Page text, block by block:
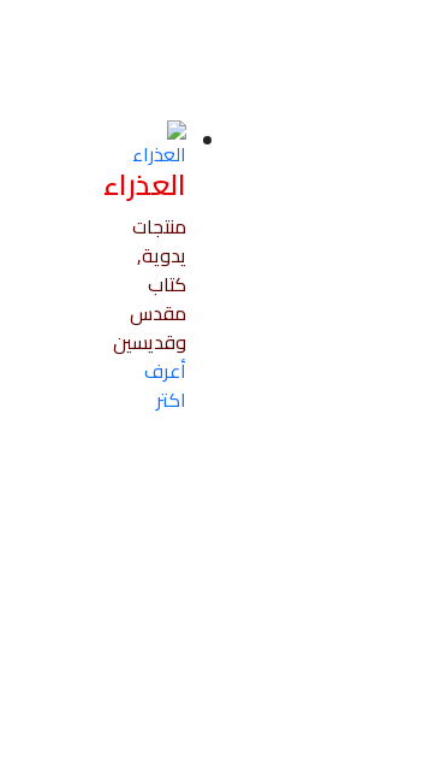
العذراء
منتجات
يدوية,
كتاب
مقدس
وقديسين
أعرف
اكتر